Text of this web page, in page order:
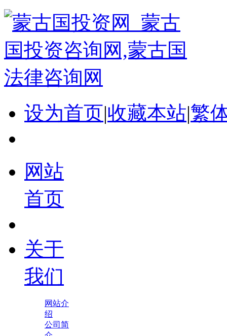
设为首页|收藏本站|繁
网站
首页
关于
我们
网站介
绍
公司简